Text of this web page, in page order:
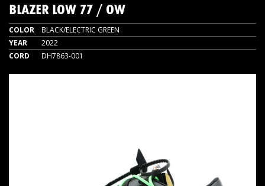
BLAZER LOW 77 / OW
COLOR
BLACK/ELECTRIC GREEN
YEAR
2022
CORD
DH7863-001